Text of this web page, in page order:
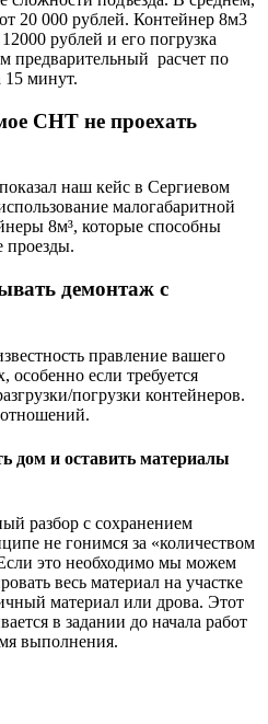
20 000 рублей. Контейнер 8м3
рублей и его погрузка
предварительный расчет по
15 минут.
СНТ не проехать
наш кейс в Сергиевом
малогабаритной
8м³, которые способны
проезды.
демонтаж с
правление вашего
если требуется
погрузки контейнеров.
дом и оставить материалы
разбор с сохранением
не гонимся за «количеством
это необходимо мы можем
весь материал на участке
материал или дрова. Этот
в задании до начала работ
выполнения.